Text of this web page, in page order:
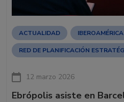
ACTUALIDAD IBEROAMÉRICA
RED DE PLANIFICACIÓN
12 marzo 2026
Ebrópolis asiste en